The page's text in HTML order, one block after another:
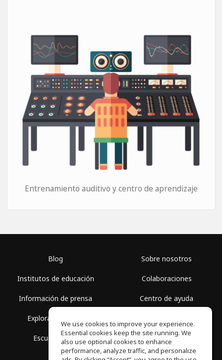
Entrenamiento auditivo y centro de aprendizaje
Blog
Institutos de educación
Información de prensa
Explorar espacios
Escuela gratis
Sobre nosotros
Colaboraciones
Centro de ayuda
Política de privacidad
We use cookies to improve your experience.
Essential cookies keep the site running. We
also use optional cookies to enhance
performance, analyze traffic, and personalize